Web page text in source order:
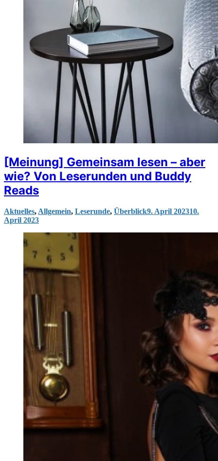
[Meinung] Gemeinsam lesen – aber
wie? Von Leserunden und Buddy
Reads
Aktuelles, Allgemein, Leserunde, Überblick9. April 202310.
April 2023